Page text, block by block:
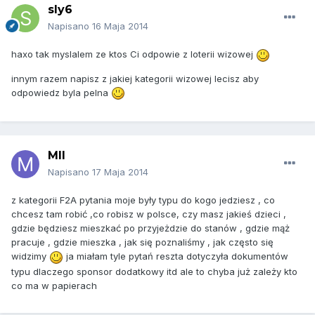
sly6
Napisano 16 Maja 2014
haxo tak myslalem ze ktos Ci odpowie z loterii wizowej
innym razem napisz z jakiej kategorii wizowej lecisz aby
odpowiedz byla pelna
MII
Napisano 17 Maja 2014
z kategorii F2A pytania moje były typu do kogo jedziesz , co
chcesz tam robić ,co robisz w polsce, czy masz jakieś dzieci ,
gdzie będziesz mieszkać po przyjeżdzie do stanów , gdzie mąż
pracuje , gdzie mieszka , jak się poznaliśmy , jak często się
widzimy
ja miałam tyle pytań reszta dotyczyła dokumentów
typu dlaczego sponsor dodatkowy itd ale to chyba już zależy kto
co ma w papierach